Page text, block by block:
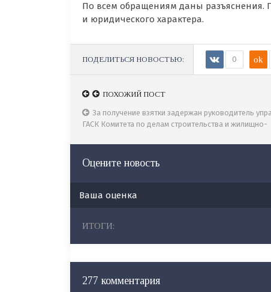
По всем обращениям даны разъяснения.
и юридического характера.
ПОДЕЛИТЬСЯ НОВОСТЬЮ: 0 ok
ПОХОЖИЙ ПОСТ
В работе МИИР РК находятся 155 поручений
ПОХОЖИЙ ПОСТ
За получение взятки задержан руководитель
ГАСК Комитета по делам строительства и жилищно-
Оцените новость
Ваша оценка
ИТОГИ:
277 комментария